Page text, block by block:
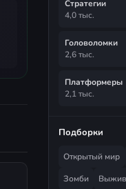
Стратегии
4,0 тыс.
Головоломки
2,6 тыс.
Платформеры
2,1 тыс.
Подборки
Открытый мир
Зомби